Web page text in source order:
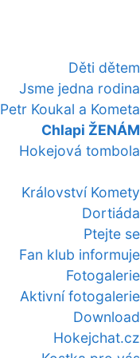
Děti dětem
Jsme jedna rodina
Petr Koukal a Kometa
Chlapi ŽENÁM
Hokejová tombola
Království Komety
Dortiáda
Ptejte se
Fan klub informuje
Fotogalerie
Aktivní fotogalerie
Download
Hokejchat.cz